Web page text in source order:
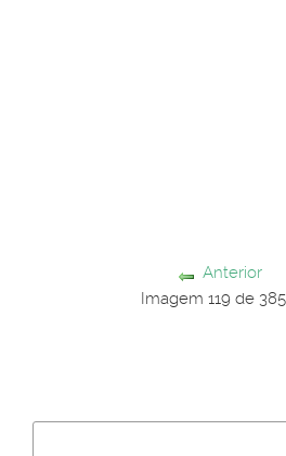
Anterior
Imagem 119 de 385